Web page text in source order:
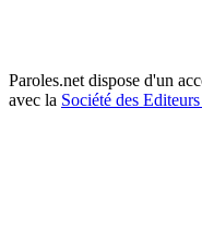
Paroles.net dispose d'un
avec la Société des